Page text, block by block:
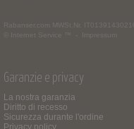
Rabanser.com
MWSt.Nr. IT01391430210
© Internet Service ™ -
Impressum
Garanzie e privacy
La nostra garanzia
Diritto di recesso
Sicurezza durante l'ordine
Privacy policy